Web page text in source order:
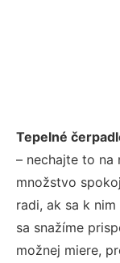
Tepelné
– nechajte to na
množstvo
radi, ak sa k
sa snažíme
možnej miere,